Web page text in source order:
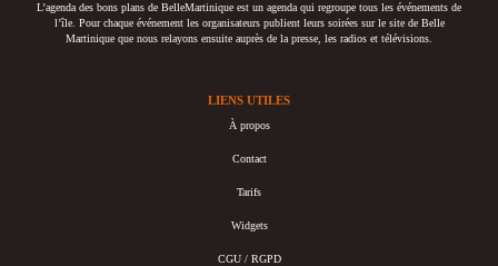
L’agenda des bons plans de BelleMartinique est un agenda qui regroupe tous les événements de
l’île. Pour chaque événement les organisateurs publient leurs soirées sur le site de Belle
Martinique que nous relayons ensuite auprès de la presse, les radios et télévisions.
LIENS UTILES
À propos
Contact
Tarifs
Widgets
CGU / RGPD